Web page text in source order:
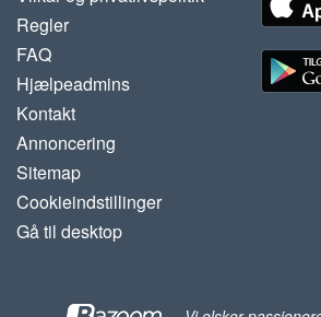
Regler
FAQ
Hjælpeadmins
Kontakt
Annoncering
Sitemap
Cookieindstillinger
Gå til desktop